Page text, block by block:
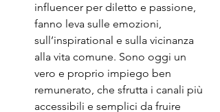
influencer per diletto e passione,
fanno leva sulle emozioni,
sull’inspirational e sulla vicinanza
alla vita comune. Sono oggi un
vero e proprio impiego ben
remunerato, che sfrutta i canali più
accessibili e semplici da fruire